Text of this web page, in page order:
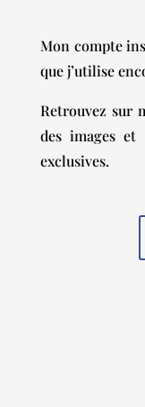
Mon compte
que j’utilise
Retrouvez sur
des images et
exclusives.